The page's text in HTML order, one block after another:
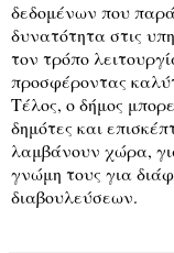
δεδομένων που
δυνατότητα στις
τον τρόπο
προσφέροντας
Τέλος, ο δήμος
δημότες και
λαμβάνουν χώρα,
γνώμη τους για
διαβουλεύσεων.